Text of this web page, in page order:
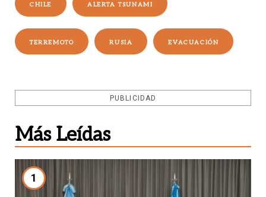
CHILE ALERTA TSUNAMI
TERREMOTO RUSIA EVACUACIÓN
PUBLICIDAD
Más Leídas
1